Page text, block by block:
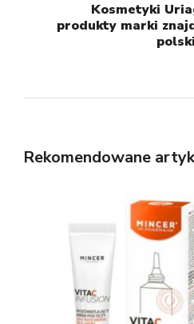
Kosmetyki
produkty marki
Rekomendowane